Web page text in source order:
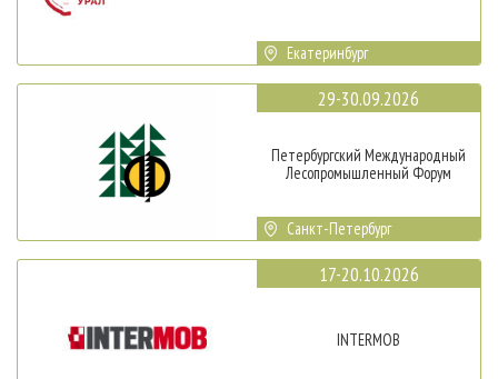
Екатеринбург
29-30.09.2026
Петербургский Международный
Лесопромышленный Форум
Санкт-Петербург
17-20.10.2026
INTERMOB